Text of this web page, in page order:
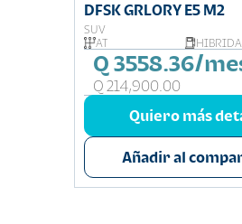
DFSK GRLORY E5 M2
SUV
AT
HIBRIDA
Q 3558.36/
Q 214,900.00
Quiero más
Añadir al